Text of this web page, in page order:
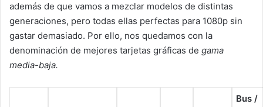
además de que vamos a mezclar modelos de distintas
generaciones, pero todas ellas perfectas para 1080p sin
gastar demasiado. Por ello, nos quedamos con la
denominación de mejores tarjetas gráficas de gama
media-baja.
Bus /